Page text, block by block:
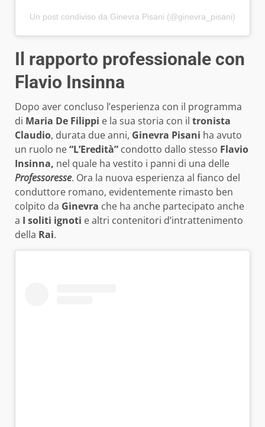
Un post condiviso da Ginevra Pisani (@ginevra_pisani)
Il rapporto professionale con
Flavio Insinna
Dopo aver concluso l’esperienza con il programma
di Maria De Filippi e la sua storia con il tronista
Claudio, durata due anni, Ginevra Pisani ha avuto
un ruolo ne“L’Eredità” condotto dallo stesso Flavio
Insinna, nel quale ha vestito i panni di una delle
Professoresse. Ora la nuova esperienza al fianco del
conduttore romano, evidentemente rimasto ben
colpito da Ginevra che ha anche partecipato anche
a I soliti ignoti e altri contenitori d’intrattenimento
della Rai.